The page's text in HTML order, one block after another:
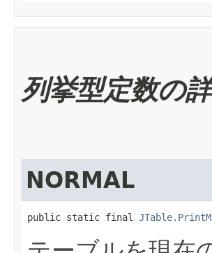
列挙型定数の
NORMAL
public static final